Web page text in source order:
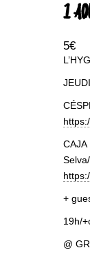
1
5€
+
19h/
@